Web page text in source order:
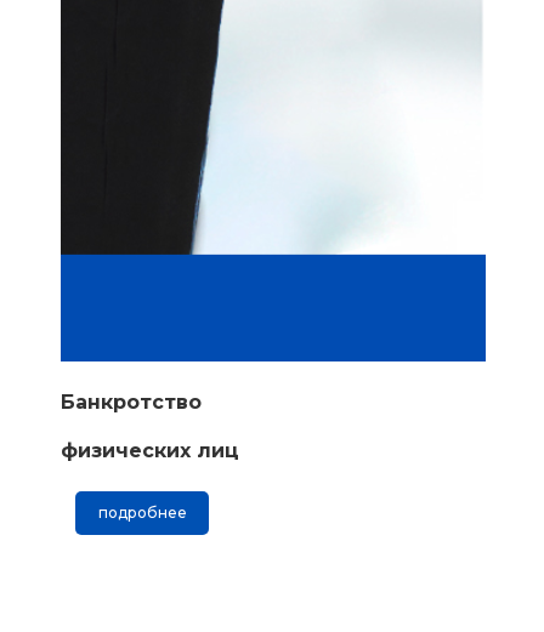
Банкротство
физических лиц
подробнее